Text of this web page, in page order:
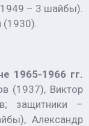
– 3 шайбы).
(1930).
1965-1966 гг.
(1937), Виктор
защитники –
Александр